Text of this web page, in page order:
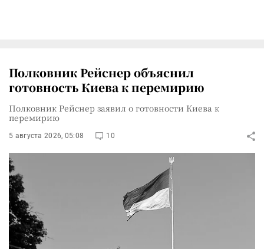
Полковник Рейснер объяснил
готовность Киева к перемирию
Полковник Рейснер заявил о готовности Киева к
перемирию
5 августа 2026, 05:08 10